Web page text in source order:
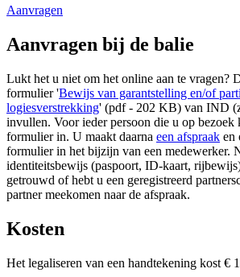
Aanvragen
Aanvragen bij de balie
Lukt het u niet om het online aan te vragen?
formulier 'Bewijs van garantstelling en/of
logiesverstrekking' (pdf - 202 KB) van IND
invullen. Voor ieder persoon die u op bezoek
formulier in. U maakt daarna een afspraak en
formulier in het bijzijn van een medewerker.
identiteitsbewijs (paspoort, ID-kaart,
getrouwd of hebt u een geregistreerd
partner meekomen naar de afspraak.
Kosten
Het legaliseren van een handtekening kost €